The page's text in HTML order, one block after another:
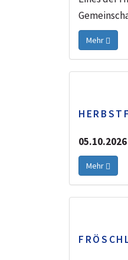
Mehr
Mehr